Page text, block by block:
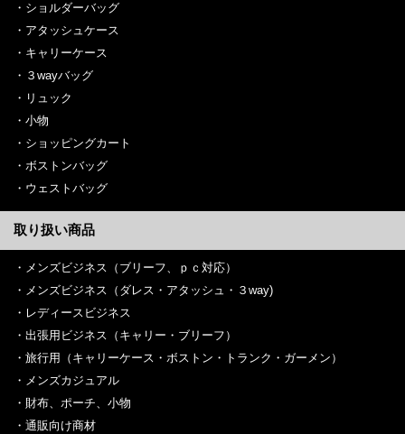
ショルダーバッグ
アタッシュケース
キャリーケース
３wayバッグ
リュック
小物
ショッピングカート
ボストンバッグ
ウェストバッグ
取り扱い商品
メンズビジネス（ブリーフ、ｐｃ対応）
メンズビジネス（ダレス・アタッシュ・３way)
レディースビジネス
出張用ビジネス（キャリー・ブリーフ）
旅行用（キャリーケース・ボストン・トランク・ガーメン）
メンズカジュアル
財布、ポーチ、小物
通販向け商材